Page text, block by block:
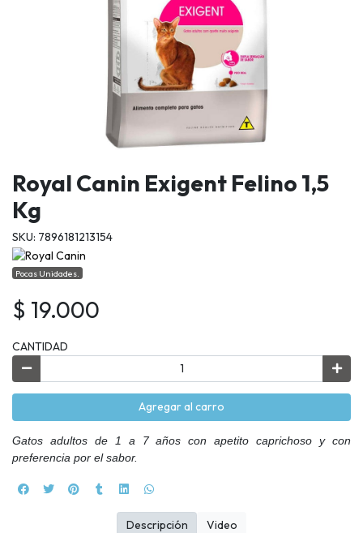
Royal Canin Exigent Felino 1,5
Kg
SKU: 7896181213154
Pocas Unidades.
$ 19.000
CANTIDAD
Agregar al carro
Gatos adultos de 1 a 7 años con apetito caprichoso y con
preferencia por el sabor.
Descripción Video